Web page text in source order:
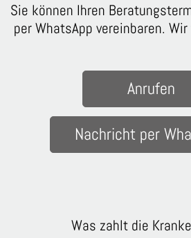
Sie können Ihren
per WhatsApp vereinbaren.
Anrufen
Nachricht per
Was zahlt die